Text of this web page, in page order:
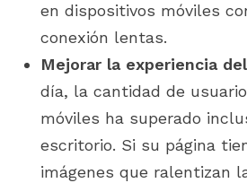
en dispositivos móviles
conexión lentas.
Mejorar la experiencia
día, la cantidad de
móviles ha superado
escritorio. Si su página
imágenes que ralentizan